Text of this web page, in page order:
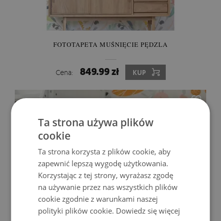
FOTOTAPETA MUŚNIĘCIE PĘDZLA
Cena: 849.99 zł KUP
Ta strona używa plików
cookie
Ta strona korzysta z plików cookie, aby
zapewnić lepszą wygodę użytkowania.
Korzystając z tej strony, wyrażasz zgodę
na używanie przez nas wszystkich plików
cookie zgodnie z warunkami naszej
polityki plików cookie. Dowiedz się więcej